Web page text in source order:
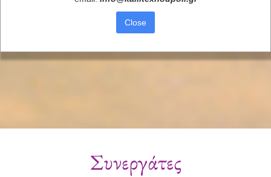
Συνεργάτες
Close